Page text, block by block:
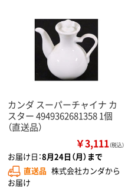
カンダ スーパーチャイナ カ
スター 4949362681358 1個
（直送品）
￥3,111（税込）
お届け日：8月24日（月）まで
直送品 株式会社カンダから
お届け